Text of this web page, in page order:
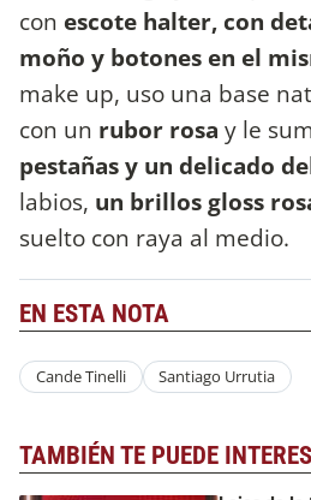
con escote halter, con
moño y botones en el
make up, uso una base
con un rubor rosa y le
pestañas y un delicado
labios, un brillos gloss
suelto con raya al medio.
EN ESTA NOTA
Cande Tinelli Santiago Urrutia
TAMBIÉN TE PUEDE